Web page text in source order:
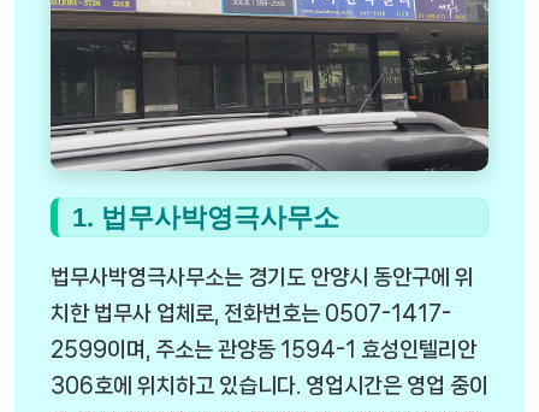
1. 법무사박영극사무소
법무사박영극사무소는 경기도 안양시 동안구에 위
치한 법무사 업체로, 전화번호는 0507-1417-
2599이며, 주소는 관양동 1594-1 효성인텔리안
306호에 위치하고 있습니다. 영업시간은 영업 중이